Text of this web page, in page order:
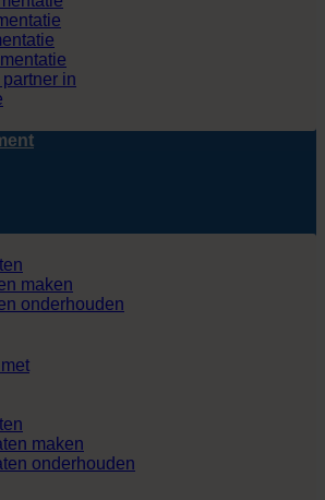
partner in
maken
onderhouden
maken
onderhouden